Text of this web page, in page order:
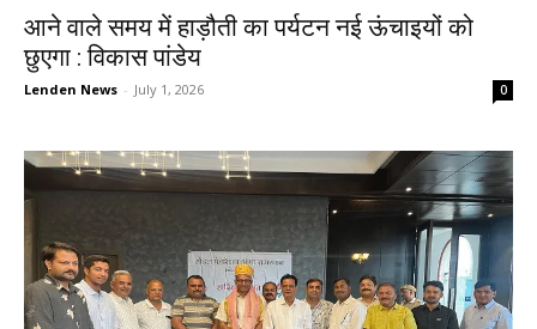
आने वाले समय में हाड़ौती का पर्यटन नई ऊंचाइयों को
छुएगा : विकास पांडेय
Lenden News - July 1, 2026 0